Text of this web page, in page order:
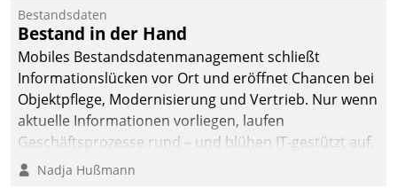
Bestandsdaten
Bestand in der Hand
Mobiles Bestandsdatenmanagement schließt
Informationslücken vor Ort und eröffnet Chancen bei
Objektpflege, Modernisierung und Vertrieb. Nur wenn
aktuelle Informationen vorliegen, laufen
Geschäftsprozesse rund – und blühen IT-gestützt auf.
Nadja Hußmann